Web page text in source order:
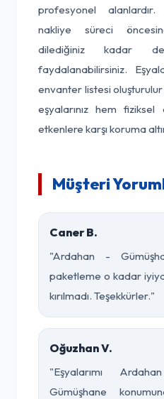
profesyonel
nakliye süreci
dilediğiniz kadar
faydalanabilirsiniz.
envanter listesi
eşyalarınız hem
etkenlere karşı koruma
Müşteri
Caner B.
"Ardahan -
paketleme o kadar
kırılmadı. Teşekkürler."
Oğuzhan V.
"Eşyalarımı
Gümüşhane